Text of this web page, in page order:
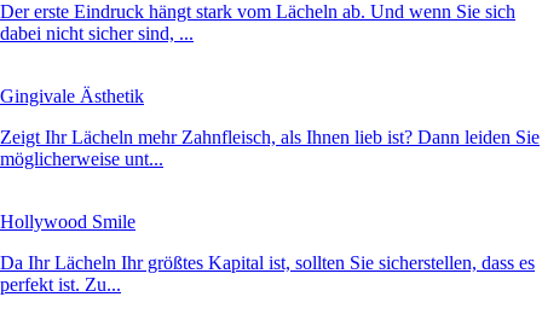
Der erste Eindruck hängt stark vom Lächeln ab. Und wenn Sie sich
dabei nicht sicher sind, ...
Gingivale Ästhetik
Zeigt Ihr Lächeln mehr Zahnfleisch, als Ihnen lieb ist? Dann leiden Sie
möglicherweise unt...
Hollywood Smile
Da Ihr Lächeln Ihr größtes Kapital ist, sollten Sie sicherstellen, dass es
perfekt ist. Zu...